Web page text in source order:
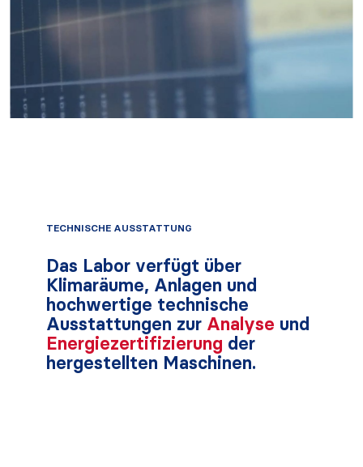
TECHNISCHE AUSSTATTUNG
Das Labor verfügt über
Klimaräume, Anlagen und
hochwertige technische
Ausstattungen zur Analyse und
Energiezertifizierung der
hergestellten Maschinen.